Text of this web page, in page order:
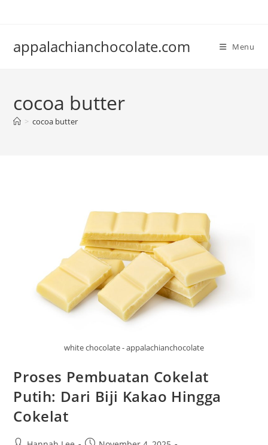
appalachianchocolate.com Menu
cocoa butter
> cocoa butter
white chocolate - appalachianchocolate
Proses Pembuatan Cokelat
Putih: Dari Biji Kakao Hingga
Cokelat